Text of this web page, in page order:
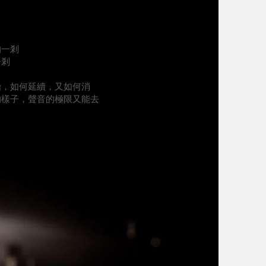
剎
如何延續，又如何消
子，聲音的極限又能去